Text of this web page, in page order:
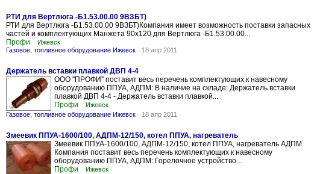
РТИ для Вертлюга -Б1.53.00.00 9ВЗБТ)
РТИ для Вертлюга -Б1.53.00.00 9ВЗБТ)Компания имеет возможность поставки запасных
частей и комплектующих Манжета 90х120 для Вертлюга -Б1.53.00.00...
Профи
Ижевск
Газовое, топливное оборудование Ижевск - 18 апр 2011
Держатель вставки плавкой ДВП 4-4
ООО "ПРОФИ" поставит весь перечень комплектующих к навесному
оборудованию ППУА, АДПМ: В наличие на складе: Держатель вставки
плавкой ДВП 4-4 - Держатель вставки плавкой...
Профи
Ижевск
Газовое, топливное оборудование Ижевск - 18 апр 2011
Змеевик ППУА-1600/100, АДПМ-12/150, котел ППУА, нагреватель
Змеевик ППУА-1600/100, АДПМ-12/150, котел ППУА, нагреватель АДПМ
Компания поставит весь перечень комплектующих к навесному
оборудованию ППУА, АДПМ: Горелочное устройство...
Профи
Ижевск